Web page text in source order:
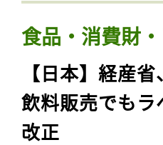
食品・消費財
【日本】経産
飲料販売でも
改正